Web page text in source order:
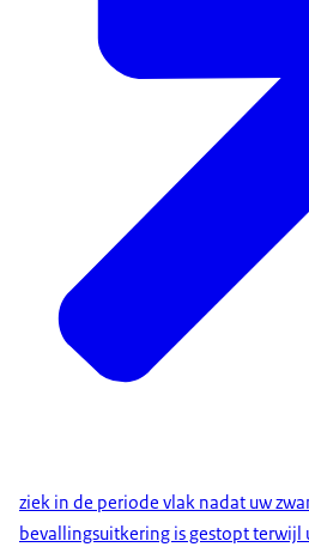
ziek in de periode vlak nadat uw
bevallingsuitkering is gestopt terwijl